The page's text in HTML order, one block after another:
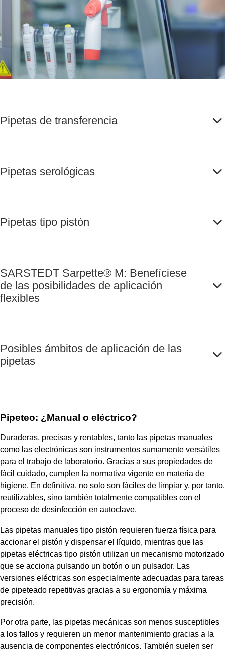
Pipetas de transferencia
Pipetas serológicas
Pipetas tipo pistón
SARSTEDT Sarpette® M: Benefíciese
de las posibilidades de aplicación
flexibles
Posibles ámbitos de aplicación de las
pipetas
Pipeteo: ¿Manual o eléctrico?
Duraderas, precisas y rentables, tanto las pipetas manuales
como las electrónicas son instrumentos sumamente versátiles
para el trabajo de laboratorio. Gracias a sus propiedades de
fácil cuidado, cumplen la normativa vigente en materia de
higiene. En definitiva, no solo son fáciles de limpiar y, por tanto,
reutilizables, sino también totalmente compatibles con el
proceso de desinfección en autoclave.
Las pipetas manuales tipo pistón requieren fuerza física para
accionar el pistón y dispensar el líquido, mientras que las
pipetas eléctricas tipo pistón utilizan un mecanismo motorizado
que se acciona pulsando un botón o un pulsador. Las
versiones eléctricas son especialmente adecuadas para tareas
de pipeteado repetitivas gracias a su ergonomía y máxima
precisión.
Por otra parte, las pipetas mecánicas son menos susceptibles
a los fallos y requieren un menor mantenimiento gracias a la
ausencia de componentes electrónicos. También suelen ser